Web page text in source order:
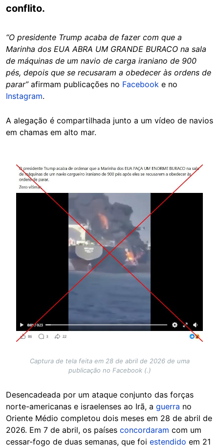
conflito.
“O presidente Trump acaba de fazer com que a
Marinha dos EUA ABRA UM GRANDE BURACO na sala
de máquinas de um navio de carga iraniano de 900
pés, depois que se recusaram a obedecer às ordens de
parar”afirmam publicações no Facebook e no
Instagram.
A alegação é compartilhada junto a um vídeo de navios
em chamas em alto mar.
Image
Captura de tela feita em 28 de abril de 2026 de uma
publicação no Facebook (.)
Desencadeada por um ataque conjunto das forças
norte-americanas e israelenses ao Irã, a guerra no
Oriente Médio completou dois meses em 28 de abril de
2026. Em 7 de abril, os países concordaram com um
cessar-fogo de duas semanas, que foi estendido em 21